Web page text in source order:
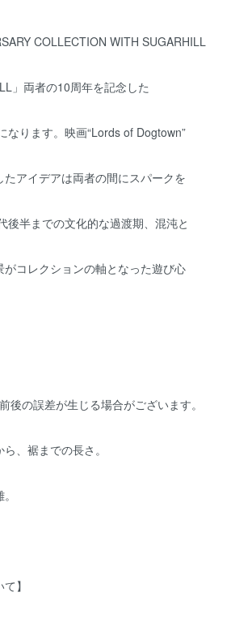
COLLECTION WITH SUGARHILL
」両者の10周年を記念した
なります。映画“Lords of Dogtown”
アイデアは両者の間にスパークを
後半までの文化的な過渡期、混沌と
コレクションの軸となった遊び心
後の誤差が生じる場合がございます。
、裾までの長さ。
】